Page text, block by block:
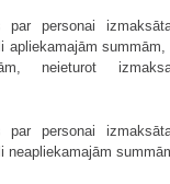
par personai
apliekamajām
neieturot
par personai
neapliekamajām